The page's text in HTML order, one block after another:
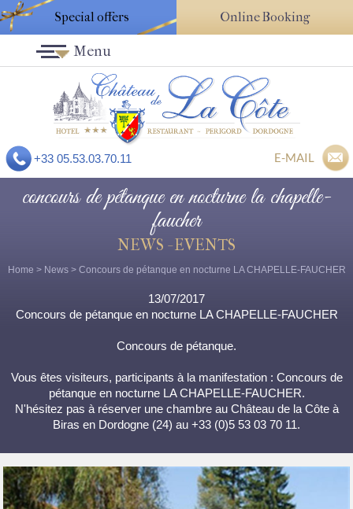
Special offers Online Booking
+33 05.53.03.70.11 E-MAIL
Menu
concours de pétanque en nocturne la chapelle-
faucher
NEWS - EVENTS
Home > News> Concours de pétanque en nocturne LA CHAPELLE-FAUCHER
13/07/2017
Concours de pétanque en nocturne LA CHAPELLE-FAUCHER
Concours de pétanque.
Vous êtes visiteurs, participants à la manifestation : Concours de
pétanque en nocturne LA CHAPELLE-FAUCHER.
N'hésitez pas à réserver une chambre au Château de la Côte à
Biras en Dordogne (24) au +33 (0)5 53 03 70 11.